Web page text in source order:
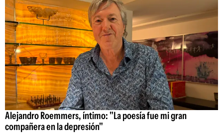
Alejandro Roemmers, íntimo: "La poesía fue mi gran
compañera en la depresión"